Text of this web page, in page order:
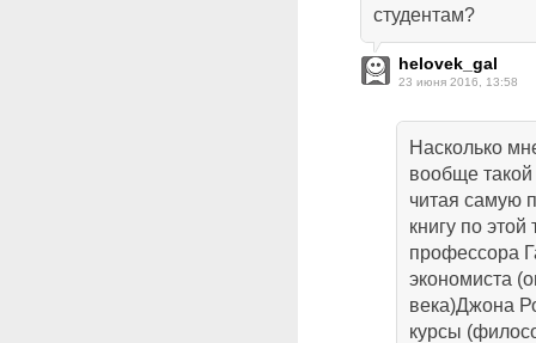
студентам?
helovek_gal
23 июня 2016, 13:58
Насколько
вообще
читая самую
книгу по
профессора
экономиста
века)Джона
курсы